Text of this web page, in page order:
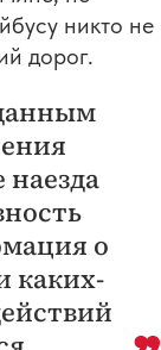
никто не
дорог.
о
каких-